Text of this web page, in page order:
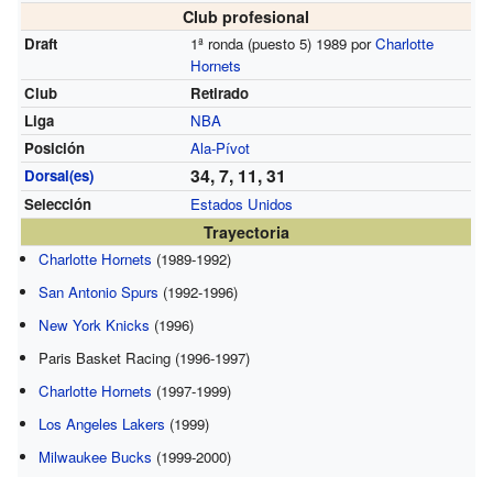
Club profesional
Draft 1ª ronda (puesto 5) 1989 porCharlotte
Hornets
Club
Retirado
Liga
NBA
Posición
Ala-Pívot
Dorsal(es)
34, 7, 11, 31
Selección Estados Unidos
Trayectoria
Charlotte Hornets (1989-1992)
San Antonio Spurs (1992-1996)
New York Knicks (1996)
Paris Basket Racing (1996-1997)
Charlotte Hornets (1997-1999)
Los Angeles Lakers (1999)
Milwaukee Bucks (1999-2000)